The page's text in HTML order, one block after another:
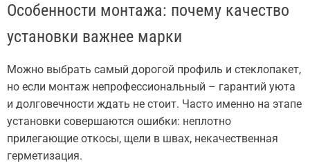
Особенности монтажа: почему качество
установки важнее марки
Можно выбрать самый дорогой профиль и стеклопакет,
но если монтаж непрофессиональный – гарантий уюта
и долговечности ждать не стоит. Часто именно на этапе
установки совершаются ошибки: неплотно
прилегающие откосы, щели в швах, некачественная
герметизация.